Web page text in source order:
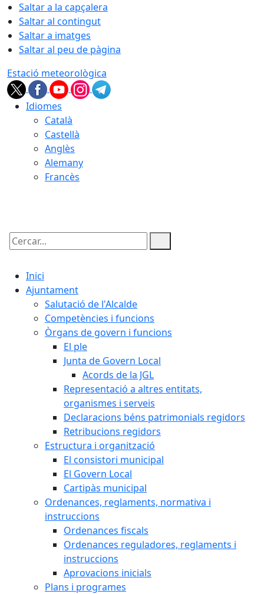
Saltar a la capçalera
Saltar al contingut
Saltar a imatges
Saltar al peu de pàgina
Estació meteorològica
Idiomes
Català
Castellà
Anglès
Alemany
Francès
Cercar:
Inici
Ajuntament
Salutació de l'Alcalde
Competències i funcions
Òrgans de govern i funcions
El ple
Junta de Govern Local
Acords de la JGL
Representació a altres entitats,
organismes i serveis
Declaracions béns patrimonials regidors
Retribucions regidors
Estructura i organització
El consistori municipal
El Govern Local
Cartipàs municipal
Ordenances, reglaments, normativa i
instruccions
Ordenances fiscals
Ordenances reguladores, reglaments i
instruccions
Aprovacions inicials
Plans i programes